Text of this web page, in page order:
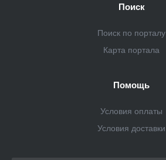
Поиск
Поиск по порталу
Карта портала
Помощь
Условия оплаты
Условия доставки